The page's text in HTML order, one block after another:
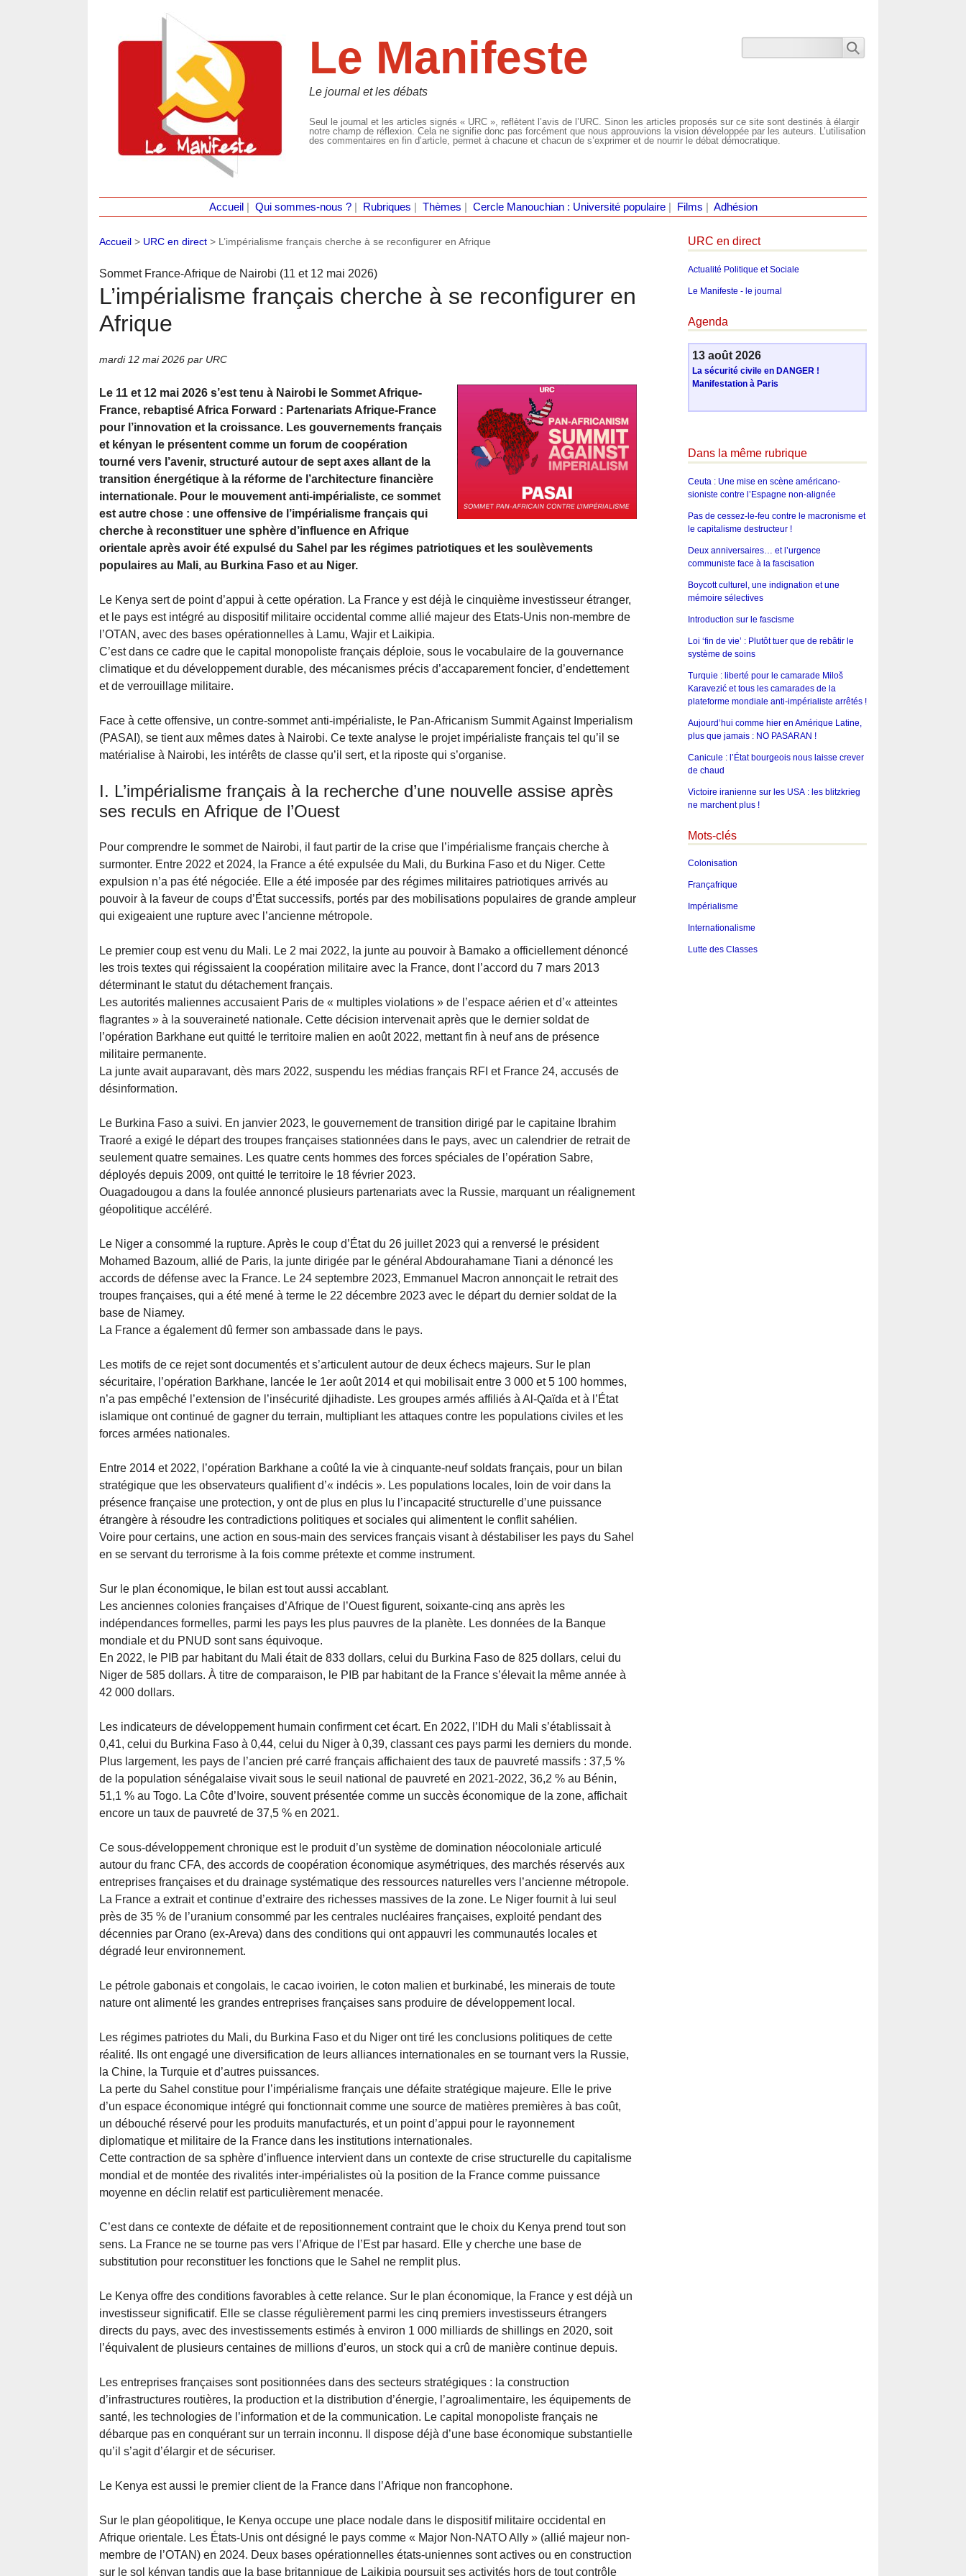
Le Manifeste
Le journal et les débats
Seul le journal et les articles signés « URC », reflètent l’avis de l’URC. Sinon les articles proposés sur ce site sont destinés à élargir
notre champ de réflexion. Cela ne signifie donc pas forcément que nous approuvions la vision développée par les auteurs. L’utilisation
des commentaires en fin d’article, permet à chacune et chacun de s’exprimer et de nourrir le débat démocratique.
Accueil Qui sommes-nous ?| Rubriques Thèmes Cercle Manouchian : Université populaire| Films Adhésion
Accueil > URC en direct > L’impérialisme français cherche à se reconfigurer en Afrique
Sommet France-Afrique de Nairobi (11 et 12 mai 2026)
L’impérialisme français cherche à se reconfigurer en
Afrique
mardi 12 mai 2026 par URC
Le 11 et 12 mai 2026 s’est tenu à Nairobi le Sommet Afrique-
France, rebaptisé Africa Forward : Partenariats Afrique-France
pour l’innovation et la croissance. Les gouvernements français
et kényan le présentent comme un forum de coopération
tourné vers l’avenir, structuré autour de sept axes allant de la
transition énergétique à la réforme de l’architecture financière
internationale. Pour le mouvement anti-impérialiste, ce sommet
est autre chose : une offensive de l’impérialisme français qui
cherche à reconstituer une sphère d’influence en Afrique
orientale après avoir été expulsé du Sahel par les régimes patriotiques et les soulèvements
populaires au Mali, au Burkina Faso et au Niger.
Le Kenya sert de point d’appui à cette opération. La France y est déjà le cinquième investisseur étranger,
et le pays est intégré au dispositif militaire occidental comme allié majeur des Etats-Unis non-membre de
l’OTAN, avec des bases opérationnelles à Lamu, Wajir et Laikipia.
C’est dans ce cadre que le capital monopoliste français déploie, sous le vocabulaire de la gouvernance
climatique et du développement durable, des mécanismes précis d’accaparement foncier, d’endettement
et de verrouillage militaire.
Face à cette offensive, un contre-sommet anti-impérialiste, le Pan-Africanism Summit Against Imperialism
(PASAI), se tient aux mêmes dates à Nairobi. Ce texte analyse le projet impérialiste français tel qu’il se
matérialise à Nairobi, les intérêts de classe qu’il sert, et la riposte qui s’organise.
I. L’impérialisme français à la recherche d’une nouvelle assise après
ses reculs en Afrique de l’Ouest
Pour comprendre le sommet de Nairobi, il faut partir de la crise que l’impérialisme français cherche à
surmonter. Entre 2022 et 2024, la France a été expulsée du Mali, du Burkina Faso et du Niger. Cette
expulsion n’a pas été négociée. Elle a été imposée par des régimes militaires patriotiques arrivés au
pouvoir à la faveur de coups d’État successifs, portés par des mobilisations populaires de grande ampleur
qui exigeaient une rupture avec l’ancienne métropole.
Le premier coup est venu du Mali. Le 2 mai 2022, la junte au pouvoir à Bamako a officiellement dénoncé
les trois textes qui régissaient la coopération militaire avec la France, dont l’accord du 7 mars 2013
déterminant le statut du détachement français.
Les autorités maliennes accusaient Paris de « multiples violations » de l’espace aérien et d’« atteintes
flagrantes » à la souveraineté nationale. Cette décision intervenait après que le dernier soldat de
l’opération Barkhane eut quitté le territoire malien en août 2022, mettant fin à neuf ans de présence
militaire permanente.
La junte avait auparavant, dès mars 2022, suspendu les médias français RFI et France 24, accusés de
désinformation.
Le Burkina Faso a suivi. En janvier 2023, le gouvernement de transition dirigé par le capitaine Ibrahim
Traoré a exigé le départ des troupes françaises stationnées dans le pays, avec un calendrier de retrait de
seulement quatre semaines. Les quatre cents hommes des forces spéciales de l’opération Sabre,
déployés depuis 2009, ont quitté le territoire le 18 février 2023.
Ouagadougou a dans la foulée annoncé plusieurs partenariats avec la Russie, marquant un réalignement
géopolitique accéléré.
Le Niger a consommé la rupture. Après le coup d’État du 26 juillet 2023 qui a renversé le président
Mohamed Bazoum, allié de Paris, la junte dirigée par le général Abdourahamane Tiani a dénoncé les
accords de défense avec la France. Le 24 septembre 2023, Emmanuel Macron annonçait le retrait des
troupes françaises, qui a été mené à terme le 22 décembre 2023 avec le départ du dernier soldat de la
base de Niamey.
La France a également dû fermer son ambassade dans le pays.
Les motifs de ce rejet sont documentés et s’articulent autour de deux échecs majeurs. Sur le plan
sécuritaire, l’opération Barkhane, lancée le 1er août 2014 et qui mobilisait entre 3 000 et 5 100 hommes,
n’a pas empêché l’extension de l’insécurité djihadiste. Les groupes armés affiliés à Al-Qaïda et à l’État
islamique ont continué de gagner du terrain, multipliant les attaques contre les populations civiles et les
forces armées nationales.
Entre 2014 et 2022, l’opération Barkhane a coûté la vie à cinquante-neuf soldats français, pour un bilan
stratégique que les observateurs qualifient d’« indécis ». Les populations locales, loin de voir dans la
présence française une protection, y ont de plus en plus lu l’incapacité structurelle d’une puissance
étrangère à résoudre les contradictions politiques et sociales qui alimentent le conflit sahélien.
Voire pour certains, une action en sous-main des services français visant à déstabiliser les pays du Sahel
en se servant du terrorisme à la fois comme prétexte et comme instrument.
Sur le plan économique, le bilan est tout aussi accablant.
Les anciennes colonies françaises d’Afrique de l’Ouest figurent, soixante-cinq ans après les
indépendances formelles, parmi les pays les plus pauvres de la planète. Les données de la Banque
mondiale et du PNUD sont sans équivoque.
En 2022, le PIB par habitant du Mali était de 833 dollars, celui du Burkina Faso de 825 dollars, celui du
Niger de 585 dollars. À titre de comparaison, le PIB par habitant de la France s’élevait la même année à
42 000 dollars.
Les indicateurs de développement humain confirment cet écart. En 2022, l’IDH du Mali s’établissait à
0,41, celui du Burkina Faso à 0,44, celui du Niger à 0,39, classant ces pays parmi les derniers du monde.
Plus largement, les pays de l’ancien pré carré français affichaient des taux de pauvreté massifs : 37,5 %
de la population sénégalaise vivait sous le seuil national de pauvreté en 2021-2022, 36,2 % au Bénin,
51,1 % au Togo. La Côte d’Ivoire, souvent présentée comme un succès économique de la zone, affichait
encore un taux de pauvreté de 37,5 % en 2021.
Ce sous-développement chronique est le produit d’un système de domination néocoloniale articulé
autour du franc CFA, des accords de coopération économique asymétriques, des marchés réservés aux
entreprises françaises et du drainage systématique des ressources naturelles vers l’ancienne métropole.
La France a extrait et continue d’extraire des richesses massives de la zone. Le Niger fournit à lui seul
près de 35 % de l’uranium consommé par les centrales nucléaires françaises, exploité pendant des
décennies par Orano (ex-Areva) dans des conditions qui ont appauvri les communautés locales et
dégradé leur environnement.
Le pétrole gabonais et congolais, le cacao ivoirien, le coton malien et burkinabé, les minerais de toute
nature ont alimenté les grandes entreprises françaises sans produire de développement local.
Les régimes patriotes du Mali, du Burkina Faso et du Niger ont tiré les conclusions politiques de cette
réalité. Ils ont engagé une diversification de leurs alliances internationales en se tournant vers la Russie,
la Chine, la Turquie et d’autres puissances.
La perte du Sahel constitue pour l’impérialisme français une défaite stratégique majeure. Elle le prive
d’un espace économique intégré qui fonctionnait comme une source de matières premières à bas coût,
un débouché réservé pour les produits manufacturés, et un point d’appui pour le rayonnement
diplomatique et militaire de la France dans les institutions internationales.
Cette contraction de sa sphère d’influence intervient dans un contexte de crise structurelle du capitalisme
mondial et de montée des rivalités inter-impérialistes où la position de la France comme puissance
moyenne en déclin relatif est particulièrement menacée.
C’est dans ce contexte de défaite et de repositionnement contraint que le choix du Kenya prend tout son
sens. La France ne se tourne pas vers l’Afrique de l’Est par hasard. Elle y cherche une base de
substitution pour reconstituer les fonctions que le Sahel ne remplit plus.
Le Kenya offre des conditions favorables à cette relance. Sur le plan économique, la France y est déjà un
investisseur significatif. Elle se classe régulièrement parmi les cinq premiers investisseurs étrangers
directs du pays, avec des investissements estimés à environ 1 000 milliards de shillings en 2020, soit
l’équivalent de plusieurs centaines de millions d’euros, un stock qui a crû de manière continue depuis.
Les entreprises françaises sont positionnées dans des secteurs stratégiques : la construction
d’infrastructures routières, la production et la distribution d’énergie, l’agroalimentaire, les équipements de
santé, les technologies de l’information et de la communication. Le capital monopoliste français ne
débarque pas en conquérant sur un terrain inconnu. Il dispose déjà d’une base économique substantielle
qu’il s’agit d’élargir et de sécuriser.
Le Kenya est aussi le premier client de la France dans l’Afrique non francophone.
Sur le plan géopolitique, le Kenya occupe une place nodale dans le dispositif militaire occidental en
Afrique orientale. Les États-Unis ont désigné le pays comme « Major Non-NATO Ally » (allié majeur non-
membre de l’OTAN) en 2024. Deux bases opérationnelles états-uniennes sont actives ou en construction
sur le sol kényan tandis que la base britannique de Laikipia poursuit ses activités hors de tout contrôle
URC en direct
Actualité Politique et Sociale
Le Manifeste - le journal
Agenda
13 août 2026
La sécurité civile en DANGER !
Manifestation à Paris
Dans la même rubrique
Ceuta : Une mise en scène américano-
sioniste contre l’Espagne non-alignée
Pas de cessez-le-feu contre le macronisme et
le capitalisme destructeur !
Deux anniversaires… et l’urgence
communiste face à la fascisation
Boycott culturel, une indignation et une
mémoire sélectives
Introduction sur le fascisme
Loi ‘fin de vie’ : Plutôt tuer que de rebâtir le
système de soins
Turquie : liberté pour le camarade Miloš
Karavezić et tous les camarades de la
plateforme mondiale anti-impérialiste arrêtés !
Aujourd’hui comme hier en Amérique Latine,
plus que jamais : NO PASARAN !
Canicule : l’État bourgeois nous laisse crever
de chaud
Victoire iranienne sur les USA : les blitzkrieg
ne marchent plus !
Mots-clés
Colonisation
Françafrique
Impérialisme
Internationalisme
Lutte des Classes